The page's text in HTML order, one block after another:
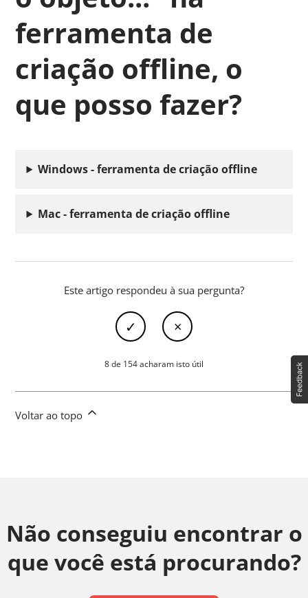
ferramenta de
criação offline, o
que posso fazer?
Windows - ferramenta de criação offline
Mac - ferramenta de criação offline
Este artigo respondeu à sua pergunta?
8 de 154 acharam isto útil
Voltar ao topo
Não conseguiu encontrar o
que você está procurando?